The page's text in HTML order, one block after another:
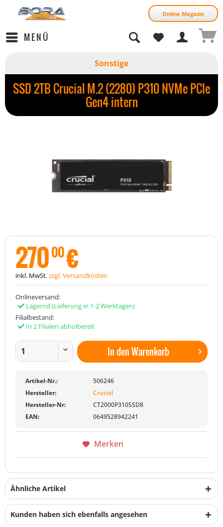
Online Magazin
MENÜ
Sonstige
SSD 2TB Crucial M.2 (2280) P310 NVMe PCIe
Gen4 intern
27000€
inkl. MwSt.zzgl. Versandkosten
Onlineversand:
Lagernd (Lieferung in 1-2 Werktagen)
Filialbestand:
In 2 Filialen abholbereit
In denWarenkorb
Artikel-Nr.:
506246
Hersteller:
Crucial
Hersteller-Nr:
CT2000P310SSD8
EAN:
0649528942241
Merken
Ähnliche Artikel
Kunden haben sich ebenfalls angesehen